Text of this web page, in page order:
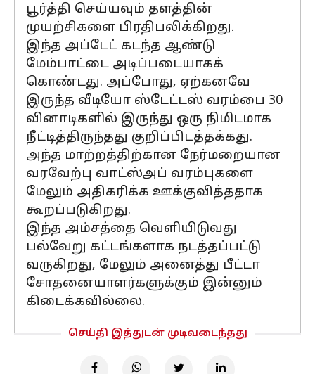
பூர்த்தி செய்யவும் தளத்தின்
முயற்சிகளை பிரதிபலிக்கிறது.
இந்த அப்டேட் கடந்த ஆண்டு
மேம்பாட்டை அடிப்படையாகக்
கொண்டது. அப்போது, ஏற்கனவே
இருந்த வீடியோ ஸ்டேட்டஸ் வரம்பை 30
வினாடிகளில் இருந்து ஒரு நிமிடமாக
நீட்டித்திருந்தது குறிப்பிடத்தக்கது.
அந்த மாற்றத்திற்கான நேர்மறையான
வரவேற்பு வாட்ஸ்அப் வரம்புகளை
மேலும் அதிகரிக்க ஊக்குவித்ததாக
கூறப்படுகிறது.
இந்த அம்சத்தை வெளியிடுவது
பல்வேறு கட்டங்களாக நடத்தப்பட்டு
வருகிறது, மேலும் அனைத்து பீட்டா
சோதனையாளர்களுக்கும் இன்னும்
கிடைக்கவில்லை.
செய்தி இத்துடன் முடிவடைந்தது